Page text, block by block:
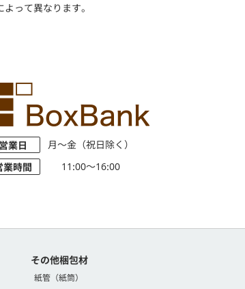
って異なります。
営業日
月～金（祝日除く）
業時間
11:00～16:00
その他梱包材
紙管（紙筒）